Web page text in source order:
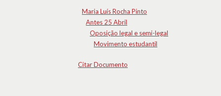
Maria Luís Rocha Pinto
Antes 25 Abril
Oposição legal e semi-legal
Movimento estudantil
Citar Documento